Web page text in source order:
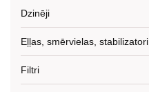
Dzinēji
Eļļas, smērvielas, stabilizatori
Filtri